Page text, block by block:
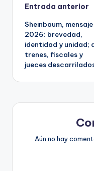
de
entradas
Entrada anterior
Sheinbaum, mensaje
2026: brevedad,
identidad y unidad;
trenes, fiscales y
jueces
Aún no hay